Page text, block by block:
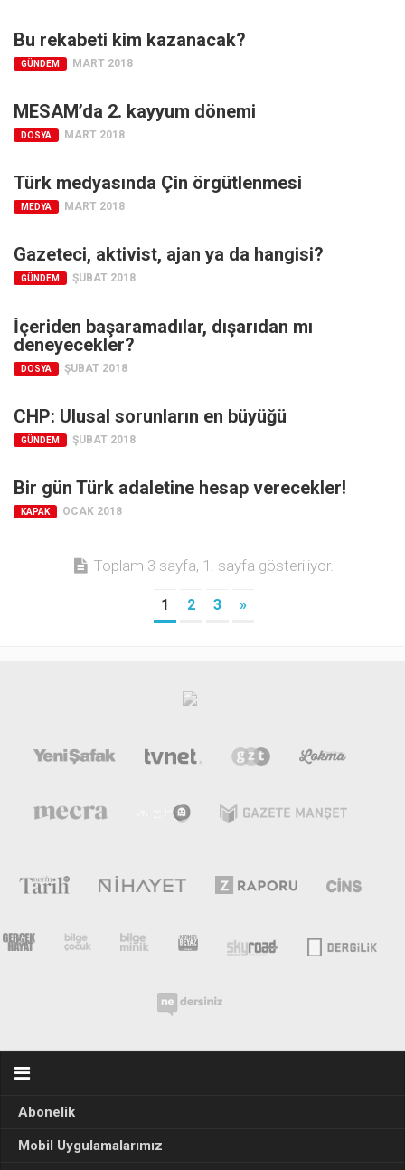
Manzara
Sağlık
Hayat
Siyaset
Dünya
Avrupa
Asya
İslam Dünyası
Amerika
Tarih
Dosyalar
Bu rekabeti kim kazanacak?
GÜNDEM MART 2018
MESAM’da 2. kayyum dönemi
DOSYA MART 2018
Türk medyasında Çin örgütlenmesi
MEDYA MART 2018
Gazeteci, aktivist, ajan ya da hangisi?
GÜNDEM ŞUBAT 2018
İçeriden başaramadılar, dışarıdan mı
deneyecekler?
DOSYA ŞUBAT 2018
CHP: Ulusal sorunların en büyüğü
GÜNDEM ŞUBAT 2018
Bir gün Türk adaletine hesap verecekler!
KAPAK OCAK 2018
Toplam 3 sayfa, 1. sayfa gösteriliyor.
1 2 3 »
Abonelik
Mobil Uygulamalarımız